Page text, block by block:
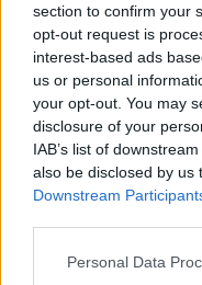
section to confirm your
opt-out request is
interest-based ads
us or personal
your opt-out. You may
disclosure of your
IAB’s list of
also be disclosed by us
Downstream
Personal Data
πάω και στο
περισσότερη
γέμισα τετράδια.
χαρακτήρα. Και
εφημερίδα, ΄’Ο
ταινία με τον Τομ
Νταφόε”, ανέφερε
Ο Μόρτενσεν είπε